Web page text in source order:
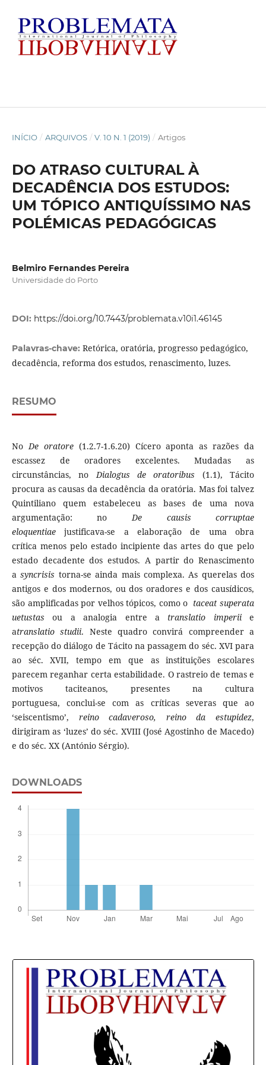
INÍCIO / ARQUIVOS / V. 10 N. 1 (2019) / Artigos
DO ATRASO CULTURAL À
DECADÊNCIA DOS ESTUDOS:
UM TÓPICO ANTIQUÍSSIMO NAS
POLÉMICAS PEDAGÓGICAS
Belmiro Fernandes Pereira
Universidade do Porto
DOI: https://doi.org/10.7443/problemata.v10i1.46145
Palavras-chave: Retórica, oratória, progresso pedagógico,
decadência, reforma dos estudos, renascimento, luzes.
RESUMO
NoDe oratore (1.2.7-1.6.20) Cícero aponta as razões da
escassez de oradores excelentes. Mudadas as
circunstâncias, noDialogus de oratoribus (1.1), Tácito
procura as causas da decadência da oratória. Mas foi talvez
Quintiliano quem estabeleceu as bases de uma nova
argumentação: noDe causis corruptae
eloquentiaejustificava-se a elaboração de uma obra
crítica menos pelo estado incipiente das artes do que pelo
estado decadente dos estudos. A partir do Renascimento
asyncrisis torna-se ainda mais complexa. As querelas dos
antigos e dos modernos, ou dos oradores e dos causídicos,
são amplificadas por velhos tópicos, como o taceat superata
uetustas ou a analogia entre a translatio imperiie
atranslatio studii. Neste quadro convirá compreender a
recepção do diálogo de Tácito na passagem do séc. XVI para
ao séc. XVII, tempo em que as instituições escolares
parecem reganhar certa estabilidade. O rastreio de temas e
motivos taciteanos, presentes na cultura
portuguesa, conclui-se com as críticas severas que ao
‘seiscentismo’, reino cadaveroso, reino da estupidez,
dirigiram as ‘luzes’ do séc. XVIII (José Agostinho de Macedo)
e do séc. XX (António Sérgio).
DOWNLOADS